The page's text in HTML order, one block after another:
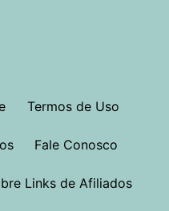
Termos de Uso
Fale Conosco
Links de Afiliados